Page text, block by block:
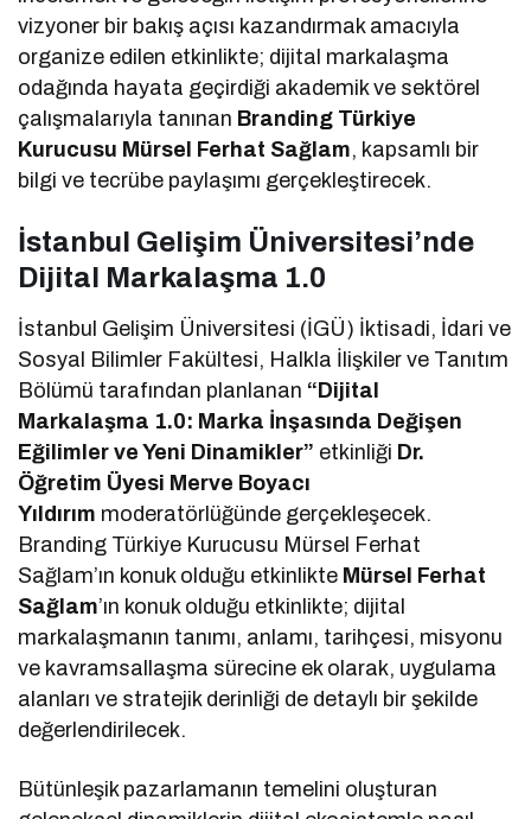
vizyoner bir bakış açısı kazandırmak amacıyla
organize edilen etkinlikte; dijital markalaşma
odağında hayata geçirdiği akademik ve sektörel
çalışmalarıyla tanınan Branding Türkiye
Kurucusu Mürsel Ferhat Sağlam, kapsamlı bir
bilgi ve tecrübe paylaşımı gerçekleştirecek.
İstanbul Gelişim Üniversitesi’nde
Dijital Markalaşma 1.0
İstanbul Gelişim Üniversitesi (İGÜ) İktisadi, İdari ve
Sosyal Bilimler Fakültesi, Halkla İlişkiler ve Tanıtım
Bölümü tarafından planlanan “Dijital
Markalaşma 1.0: Marka İnşasında Değişen
Eğilimler ve Yeni Dinamikler” etkinliği Dr.
Öğretim Üyesi Merve Boyacı
Yıldırım moderatörlüğünde gerçekleşecek.
Branding Türkiye Kurucusu Mürsel Ferhat
Sağlam’ın konuk olduğu etkinlikte Mürsel Ferhat
Sağlam’ın konuk olduğu etkinlikte; dijital
markalaşmanın tanımı, anlamı, tarihçesi, misyonu
ve kavramsallaşma sürecine ek olarak, uygulama
alanları ve stratejik derinliği de detaylı bir şekilde
değerlendirilecek.
Bütünleşik pazarlamanın temelini oluşturan